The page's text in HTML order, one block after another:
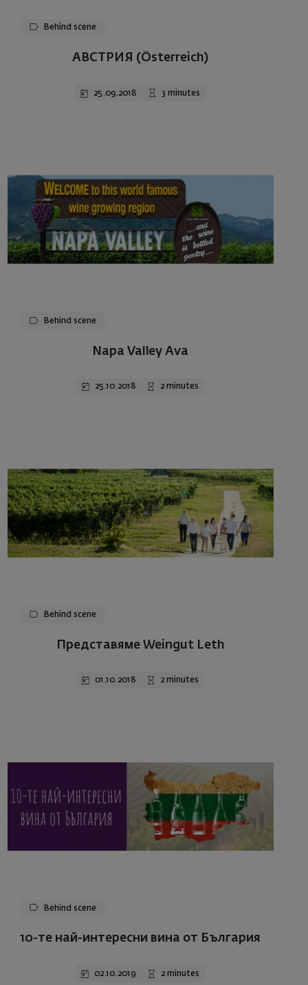
Behind scene
АВСТРИЯ (Österreich)
25.09.2018 3 minutes
Behind scene
Napa Valley Ava
25.10.2018 2 minutes
Behind scene
Представяме Weingut Leth
01.10.2018 2 minutes
Behind scene
10-те най-интересни вина от България
02.10.2019 2 minutes